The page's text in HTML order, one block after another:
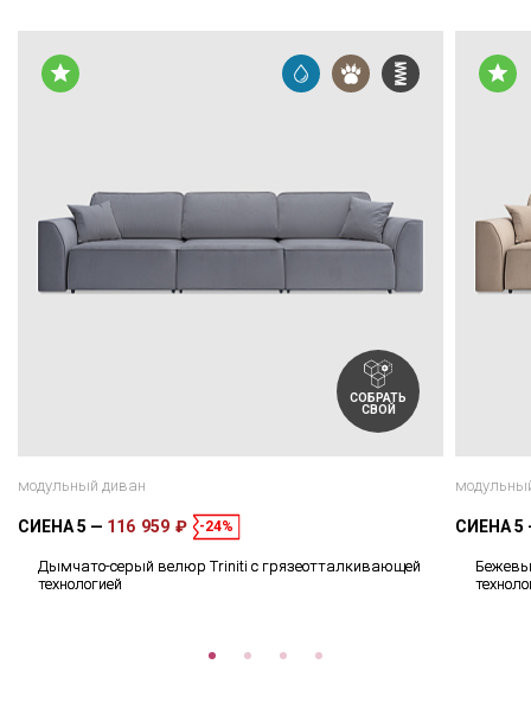
СОБРАТЬ
СВОЙ
модульный диван
СИЕНА 5 116 959 ₽ -24%
Дымчато-серый велюр Triniti с грязеотталкивающей
технологией
СИЕНА 5